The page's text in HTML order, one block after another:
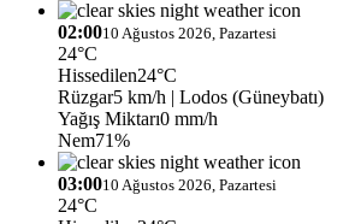
02:0010 Ağustos 2026, Pazartesi
24°C
Hissedilen24°C
Rüzgar5 km/h | Lodos (Güneybatı)
Yağış Miktarı0 mm/h
Nem71%
03:0010 Ağustos 2026, Pazartesi
24°C